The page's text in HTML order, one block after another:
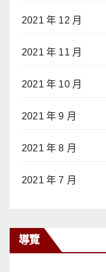
2021 年 12 月
2021 年 11 月
2021 年 10 月
2021 年 9 月
2021 年 8 月
2021 年 7 月
導覽